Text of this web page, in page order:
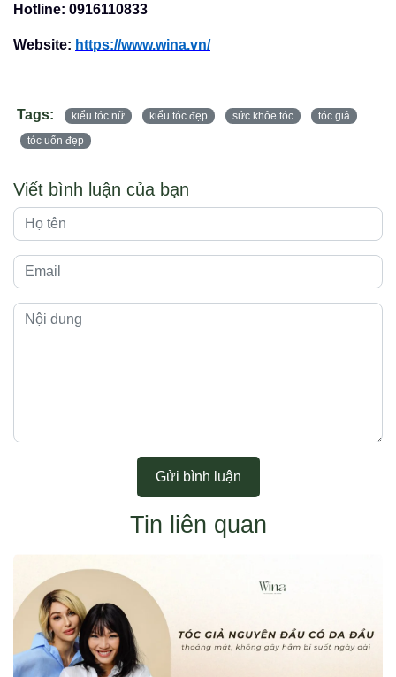
Hotline: 0916110833
Website: https://www.wina.vn/
Tags: kiểu tóc nữ kiểu tóc đẹp sức khỏe tóc
tóc giả
tóc uốn đẹp
Viết bình luận của bạn
Gửi bình luận
Tin liên quan